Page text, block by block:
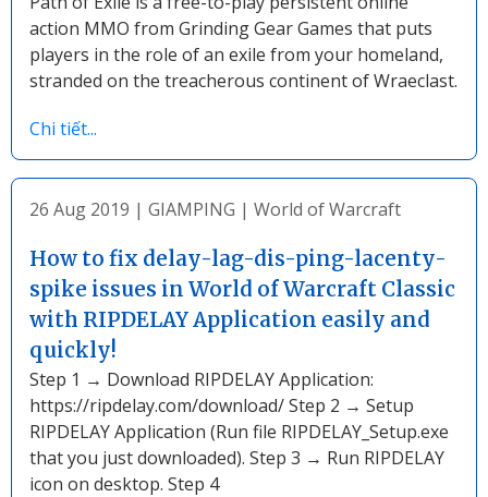
action MMO from Grinding Gear Games that puts
players in the role of an exile from your homeland,
stranded on the treacherous continent of Wraeclast.
Chi tiết...
26 Aug 2019 | GIAMPING | World of Warcraft
How to fix delay-lag-dis-ping-lacenty-
spike issues in World of Warcraft Classic
with RIPDELAY Application easily and
quickly!
Step 1 → Download RIPDELAY Application:
https://ripdelay.com/download/ Step 2 → Setup
RIPDELAY Application (Run file RIPDELAY_Setup.exe
that you just downloaded). Step 3 → Run RIPDELAY
icon on desktop. Step 4